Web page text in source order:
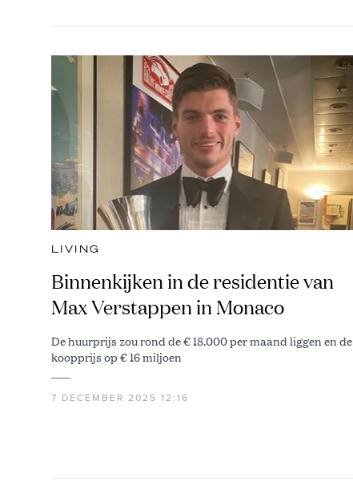
LIVING
Binnenkijken in de residentie van
Max Verstappen in Monaco
De huurprijs zou rond de € 18.000 per maand liggen en de
koopprijs op € 16 miljoen
7 DECEMBER 2025 12:16